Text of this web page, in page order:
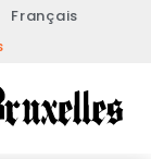
Français